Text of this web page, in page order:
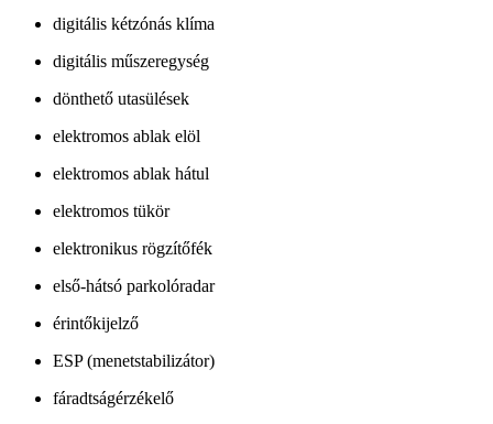
digitális kétzónás klíma
digitális műszeregység
dönthető utasülések
elektromos ablak elöl
elektromos ablak hátul
elektromos tükör
elektronikus rögzítőfék
első-hátsó parkolóradar
érintőkijelző
ESP (menetstabilizátor)
fáradtságérzékelő